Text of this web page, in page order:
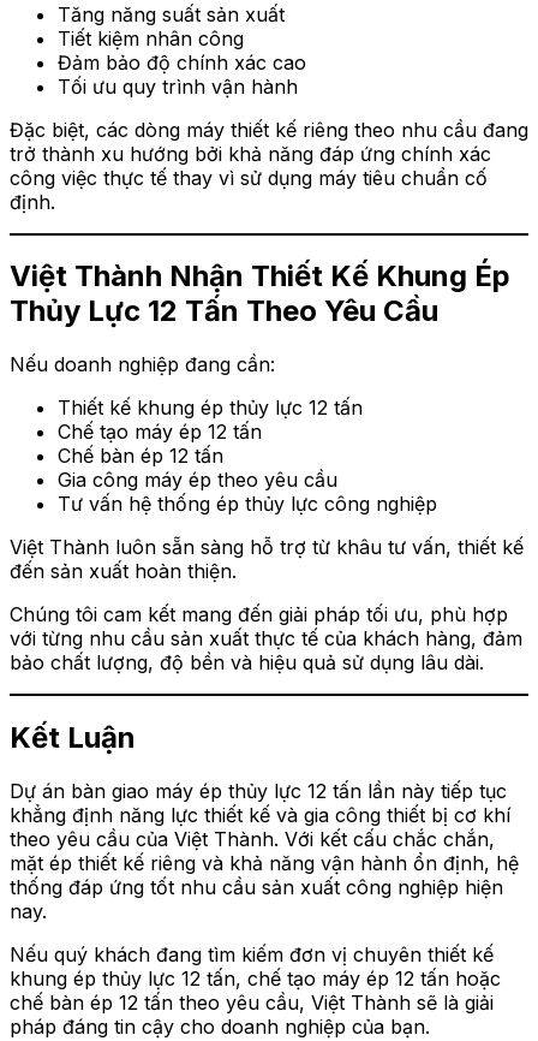
Tăng năng suất sản xuất
Tiết kiệm nhân công
Đảm bảo độ chính xác cao
Tối ưu quy trình vận hành
Đặc biệt, các dòng máy thiết kế riêng theo nhu cầu đang
trở thành xu hướng bởi khả năng đáp ứng chính xác
công việc thực tế thay vì sử dụng máy tiêu chuẩn cố
định.
Việt Thành Nhận Thiết Kế Khung Ép
Thủy Lực 12 Tấn Theo Yêu Cầu
Nếu doanh nghiệp đang cần:
Thiết kế khung ép thủy lực 12 tấn
Chế tạo máy ép 12 tấn
Chế bàn ép 12 tấn
Gia công máy ép theo yêu cầu
Tư vấn hệ thống ép thủy lực công nghiệp
Việt Thành luôn sẵn sàng hỗ trợ từ khâu tư vấn, thiết kế
đến sản xuất hoàn thiện.
Chúng tôi cam kết mang đến giải pháp tối ưu, phù hợp
với từng nhu cầu sản xuất thực tế của khách hàng, đảm
bảo chất lượng, độ bền và hiệu quả sử dụng lâu dài.
Kết Luận
Dự án bàn giao máy ép thủy lực 12 tấn lần này tiếp tục
khẳng định năng lực thiết kế và gia công thiết bị cơ khí
theo yêu cầu của Việt Thành. Với kết cấu chắc chắn,
mặt ép thiết kế riêng và khả năng vận hành ổn định, hệ
thống đáp ứng tốt nhu cầu sản xuất công nghiệp hiện
nay.
Nếu quý khách đang tìm kiếm đơn vị chuyên thiết kế
khung ép thủy lực 12 tấn, chế tạo máy ép 12 tấn hoặc
chế bàn ép 12 tấn theo yêu cầu, Việt Thành sẽ là giải
pháp đáng tin cậy cho doanh nghiệp của bạn.